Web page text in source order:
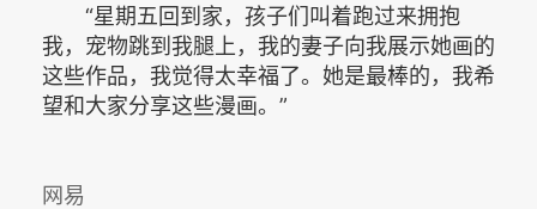
“星期五回到家，孩子们叫着跑过来拥抱
我，宠物跳到我腿上，我的妻子向我展示她画的
这些作品，我觉得太幸福了。她是最棒的，我希
望和大家分享这些漫画。”
网易